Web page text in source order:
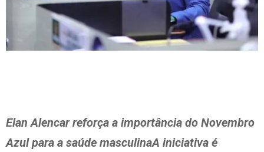
Elan Alencar reforça a importância do Novembro
Azul para a saúde masculinaA iniciativa é